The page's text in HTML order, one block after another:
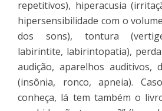
repetitivos), hiperacusia
hipersensibilidade com o
dos sons), tontura
labirintite, labirintopatia),
audição, aparelhos auditivos,
(insônia, ronco, apneia).
conheça, lá tem também o